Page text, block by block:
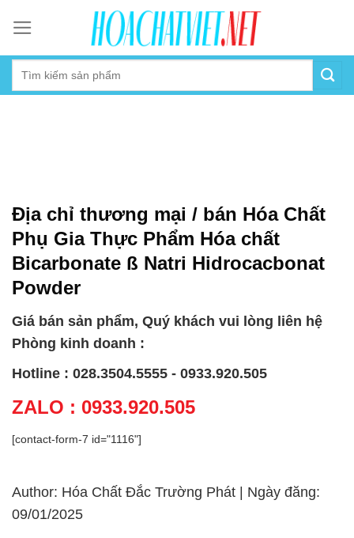
content
Địa chỉ thương mại / bán Hóa Chất
Phụ Gia Thực Phẩm Hóa chất
Bicarbonate ß Natri Hidrocacbonat
Powder
Giá bán sản phẩm, Quý khách vui lòng liên hệ
Phòng kinh doanh :
Hotline : 028.3504.5555 - 0933.920.505
ZALO : 0933.920.505
[contact-form-7 id="1116"]
Author: Hóa Chất Đắc Trường Phát | Ngày đăng:
09/01/2025